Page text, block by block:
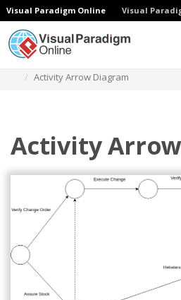
Visual Paradigm Online Visual
Activity Arrow Diagram
Activity